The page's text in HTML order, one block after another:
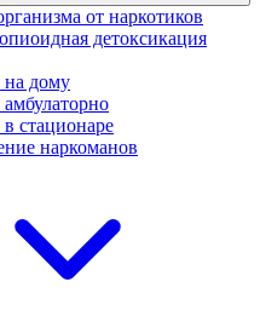
от наркотиков
детоксикация
на дому
стационаре
наркоманов